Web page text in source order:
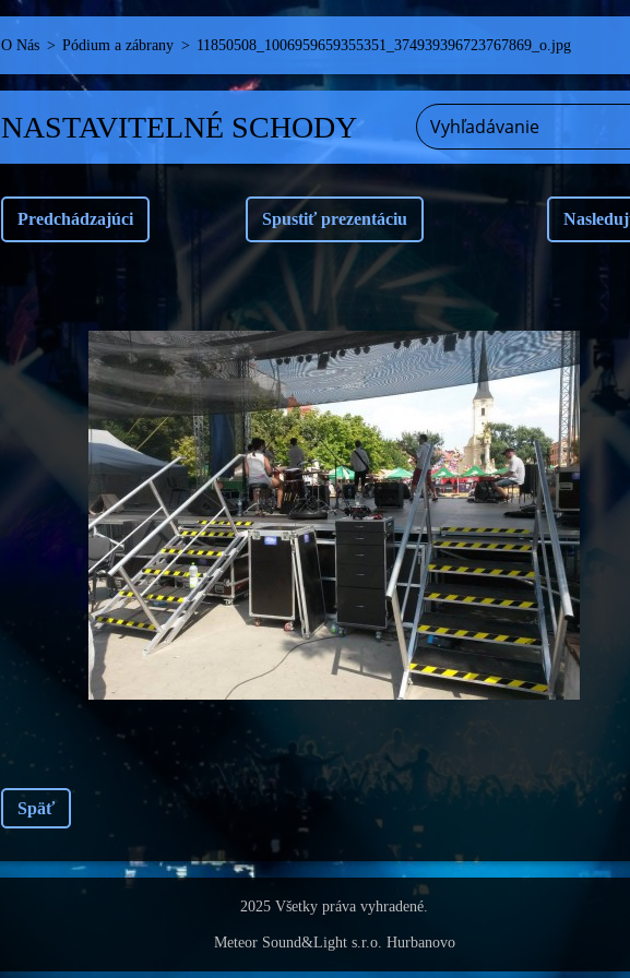
O Nás > Pódium a zábrany > 11850508_1006959659355351_374939396723767869_o.jpg
NASTAVITELNÉ SCHODY
Predchádzajúci Spustiť prezentáciu
Späť
2025 Všetky práva vyhradené.
Meteor Sound&Light s.r.o. Hurbanovo